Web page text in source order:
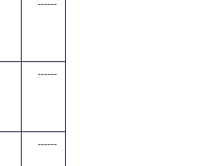
------
------
------